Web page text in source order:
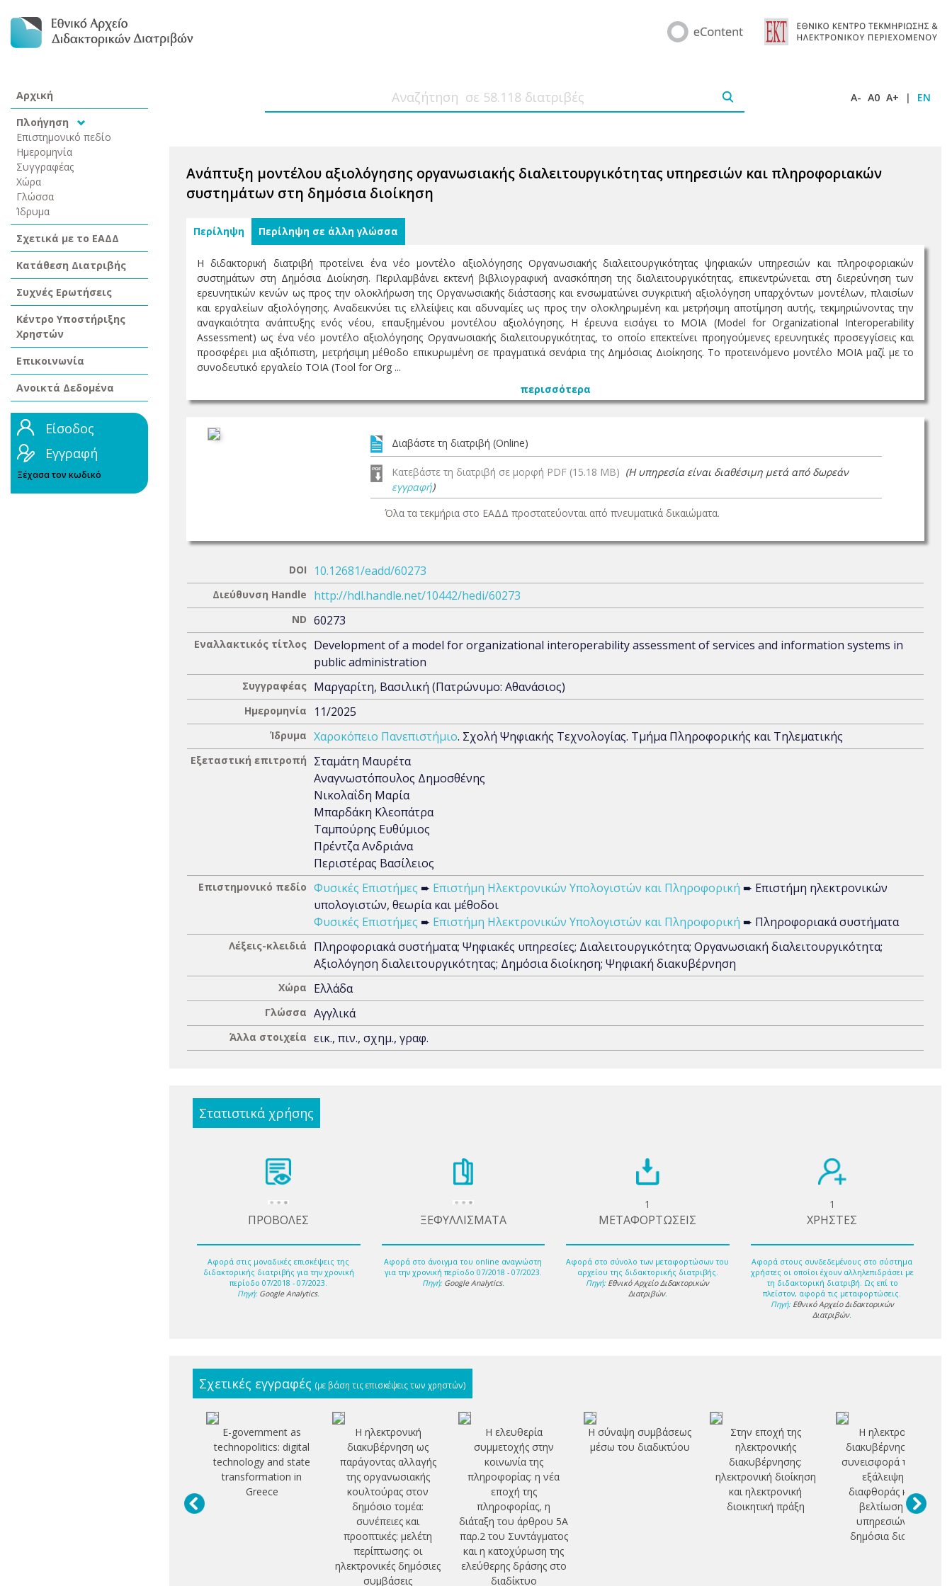
Αρχική
Πλοήγηση
Επιστημονικό πεδίο
Ημερομηνία
Συγγραφέας
Χώρα
Γλώσσα
Ίδρυμα
Σχετικά με το ΕΑΔΔ
Κατάθεση Διατριβής
Συχνές Ερωτήσεις
Κέντρο Υποστήριξης
Χρηστών
Επικοινωνία
Ανοικτά Δεδομένα
Είσοδος
Εγγραφή
Ξέχασα τον κωδικό
A- A0 A+ | EN
Ανάπτυξη μοντέλου αξιολόγησης οργανωσιακής διαλειτουργικότητας υπηρεσιών και πληροφοριακών
συστημάτων στη δημόσια διοίκηση
Περίληψη Περίληψη σε άλλη γλώσσα
Η διδακτορική διατριβή προτείνει ένα νέο μοντέλο αξιολόγησης Οργανωσιακής διαλειτουργικότητας ψηφιακών υπηρεσιών και πληροφοριακών
συστημάτων στη Δημόσια Διοίκηση. Περιλαμβάνει εκτενή βιβλιογραφική ανασκόπηση της διαλειτουργικότητας, επικεντρώνεται στη διερεύνηση των
ερευνητικών κενών ως προς την ολοκλήρωση της Οργανωσιακής διάστασης και ενσωματώνει συγκριτική αξιολόγηση υπαρχόντων μοντέλων, πλαισίων
και εργαλείων αξιολόγησης. Αναδεικνύει τις ελλείψεις και αδυναμίες ως προς την ολοκληρωμένη και μετρήσιμη αποτίμηση αυτής, τεκμηριώνοντας την
αναγκαιότητα ανάπτυξης ενός νέου, επαυξημένου μοντέλου αξιολόγησης. H έρευνα εισάγει το MOIA (Model for Organizational Interoperability
Assessment) ως ένα νέο μοντέλο αξιολόγησης Οργανωσιακής διαλειτουργικότητας, το οποίο επεκτείνει προηγούμενες ερευνητικές προσεγγίσεις και
προσφέρει μια αξιόπιστη, μετρήσιμη μέθοδο επικυρωμένη σε πραγματικά σενάρια της Δημόσιας Διοίκησης. Το προτεινόμενο μοντέλο MOIA μαζί με το
συνοδευτικό εργαλείο TOIA (Tool for Org ...
περισσότερα
Διαβάστε τη διατριβή (Online)
Κατεβάστε τη διατριβή σε μορφή PDF (15.18 MB) (Η υπηρεσία είναι διαθέσιμη μετά από δωρεάν
εγγραφή)
Όλα τα τεκμήρια στο ΕΑΔΔ προστατεύονται από πνευματικά δικαιώματα.
DOI 10.12681/eadd/60273
Διεύθυνση Handle http://hdl.handle.net/10442/hedi/60273
ND 60273
Εναλλακτικός τίτλος Development of a model for organizational interoperability assessment of services and information systems in
public administration
Συγγραφέας Μαργαρίτη, Βασιλική (Πατρώνυμο: Αθανάσιος)
Ημερομηνία 11/2025
Ίδρυμα Χαροκόπειο Πανεπιστήμιο. Σχολή Ψηφιακής Τεχνολογίας. Τμήμα Πληροφορικής και Τηλεματικής
Εξεταστική επιτροπή
Σταμάτη Μαυρέτα
Αναγνωστόπουλος Δημοσθένης
Νικολαΐδη Μαρία
Μπαρδάκη Κλεοπάτρα
Ταμπούρης Ευθύμιος
Πρέντζα Ανδριάνα
Περιστέρας Βασίλειος
Επιστημονικό πεδίο Φυσικές Επιστήμες ➨ Επιστήμη Ηλεκτρονικών Υπολογιστών και Πληροφορική ➨ Επιστήμη ηλεκτρονικών
υπολογιστών, θεωρία και μέθοδοι
Φυσικές Επιστήμες ➨ Επιστήμη Ηλεκτρονικών Υπολογιστών και Πληροφορική ➨ Πληροφοριακά συστήματα
Λέξεις-κλειδιά
Πληροφοριακά συστήματα; Ψηφιακές υπηρεσίες; Διαλειτουργικότητα; Οργανωσιακή διαλειτουργικότητα;
Αξιολόγηση διαλειτουργικότητας; Δημόσια διοίκηση; Ψηφιακή διακυβέρνηση
Χώρα Ελλάδα
Γλώσσα Αγγλικά
Άλλα στοιχεία εικ., πιν., σχημ., γραφ.
Στατιστικά χρήσης
ΠΡΟΒΟΛΕΣ
Αφορά στις μοναδικές επισκέψεις της
διδακτορικής διατριβής για την χρονική
περίοδο 07/2018 - 07/2023.
Πηγή: Google Analytics.
ΞΕΦΥΛΛΙΣΜΑΤΑ
Αφορά στο άνοιγμα του online αναγνώστη
για την χρονική περίοδο 07/2018 - 07/2023.
Πηγή: Google Analytics.
1
ΜΕΤΑΦΟΡΤΩΣΕΙΣ
Αφορά στο σύνολο των μεταφορτώσων του
αρχείου της διδακτορικής διατριβής.
Πηγή: Εθνικό Αρχείο Διδακτορικών
Διατριβών.
1
ΧΡΗΣΤΕΣ
Αφορά στους συνδεδεμένους στο σύστημα
χρήστες οι οποίοι έχουν αλληλεπιδράσει με
τη διδακτορική διατριβή. Ως επί το
πλείστον, αφορά τις μεταφορτώσεις.
Πηγή: Εθνικό Αρχείο Διδακτορικών
Διατριβών.
Σχετικές εγγραφές (με βάση τις επισκέψεις των χρηστών)
E-government as
technopolitics: digital
technology and state
transformation in
Greece
Η ηλεκτρονική
διακυβέρνηση ως
παράγοντας αλλαγής
της οργανωσιακής
κουλτούρας στον
δημόσιο τομέα:
συνέπειες και
προοπτικές: μελέτη
περίπτωσης: οι
ηλεκτρονικές δημόσιες
συμβάσεις
Η ελευθερία
συμμετοχής στην
κοινωνία της
πληροφορίας: η νέα
εποχή της
πληροφορίας, η
διάταξη του άρθρου 5Α
παρ.2 του Συντάγματος
και η κατοχύρωση της
ελεύθερης δράσης στο
διαδίκτυο
Η σύναψη συμβάσεως
μέσω του διαδικτύου
Στην εποχή της
ηλεκτρονικής
διακυβέρνησης:
ηλεκτρονική διοίκηση
και ηλεκτρονική
διοικητική πράξη
Η ηλεκτρονική
διακυβέρνηση και η
συνεισφορά της στην
εξάλειψη της
διαφθοράς και την
βελτίωση των
υπηρεσιών στη
δημόσια διοίκηση